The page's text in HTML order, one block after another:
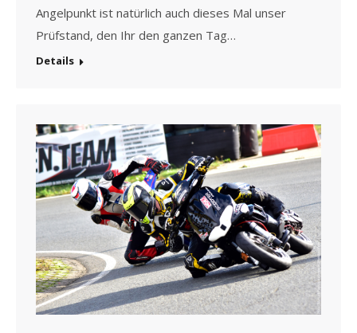
Angelpunkt ist natürlich auch dieses Mal unser
Prüfstand, den Ihr den ganzen Tag…
Details